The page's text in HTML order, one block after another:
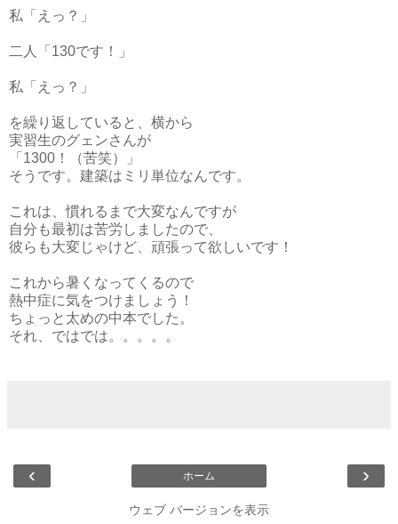
私「えっ？」
二人「130です！」
私「えっ？」
を繰り返していると、横から
実習生のグェンさんが
「1300！（苦笑）」
そうです。建築はミリ単位なんです。
これは、慣れるまで大変なんですが
自分も最初は苦労しましたので、
彼らも大変じゃけど、頑張って欲しいです！
これから暑くなってくるので
熱中症に気をつけましょう！
ちょっと太めの中本でした。
それ、ではでは。。。。。
‹ ›
ホーム
ウェブ バージョンを表示